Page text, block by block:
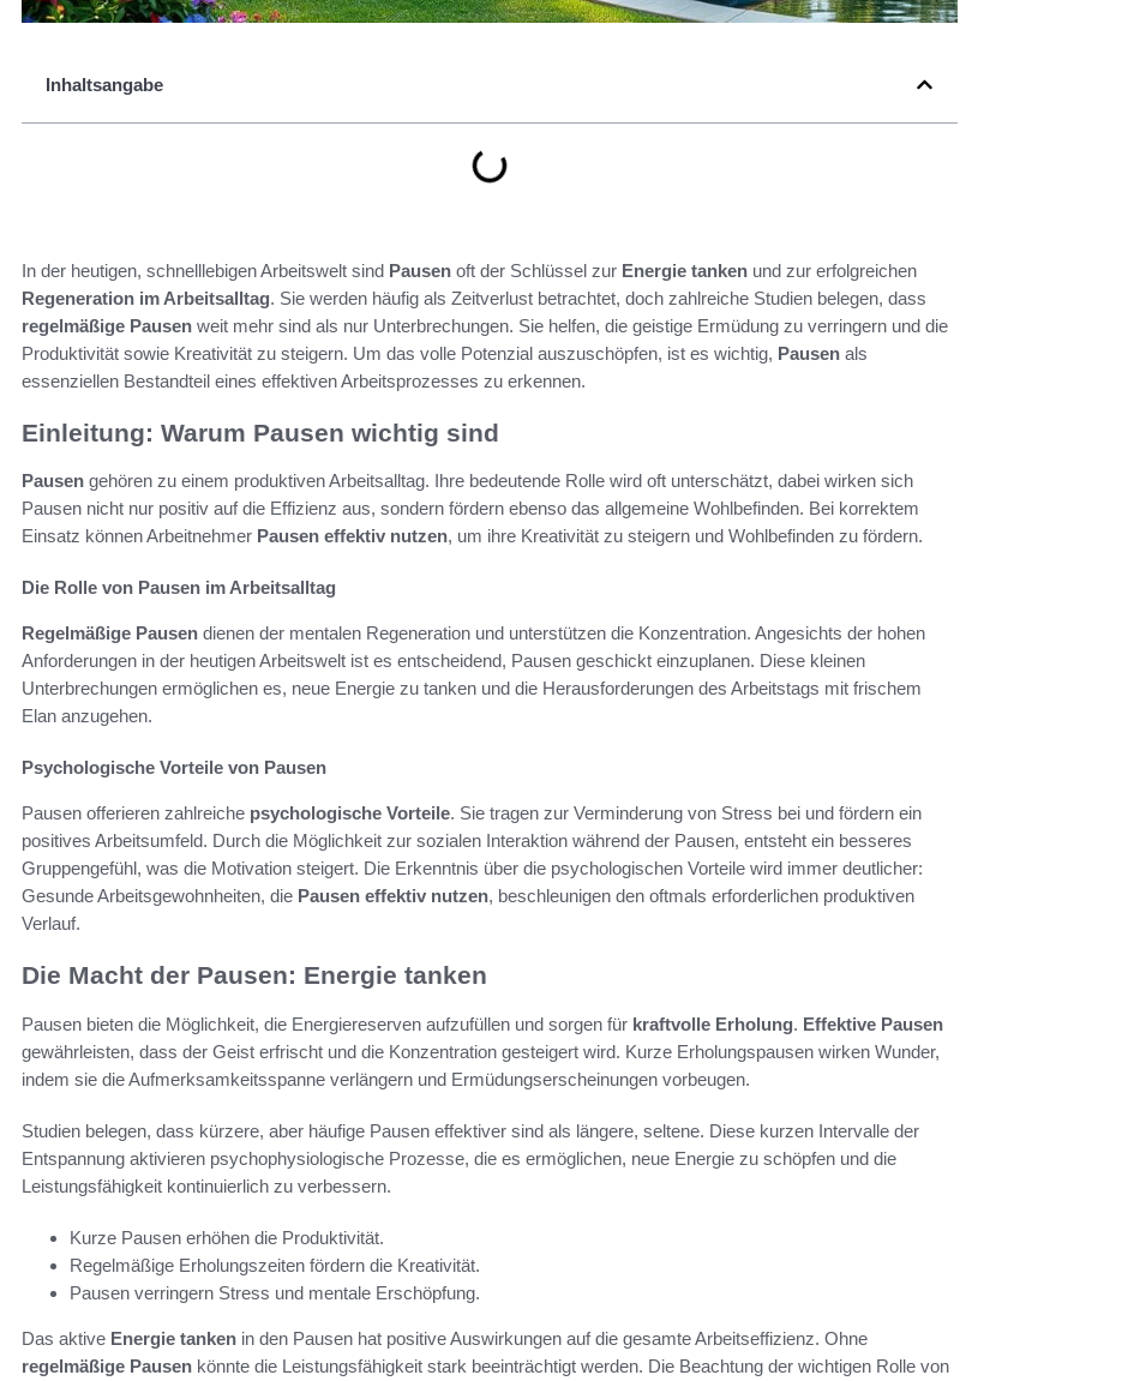
Inhaltsangabe
In der heutigen, schnelllebigen Arbeitswelt sind Pausen oft der Schlüssel zur Energie tanken und zur erfolgreichen
Regeneration im Arbeitsalltag. Sie werden häufig als Zeitverlust betrachtet, doch zahlreiche Studien belegen, dass
regelmäßige Pausen weit mehr sind als nur Unterbrechungen. Sie helfen, die geistige Ermüdung zu verringern und die
Produktivität sowie Kreativität zu steigern. Um das volle Potenzial auszuschöpfen, ist es wichtig, Pausen als
essenziellen Bestandteil eines effektiven Arbeitsprozesses zu erkennen.
Einleitung: Warum Pausen wichtig sind
Pausen gehören zu einem produktiven Arbeitsalltag. Ihre bedeutende Rolle wird oft unterschätzt, dabei wirken sich
Pausen nicht nur positiv auf die Effizienz aus, sondern fördern ebenso das allgemeine Wohlbefinden. Bei korrektem
Einsatz können Arbeitnehmer Pausen effektiv nutzen, um ihre Kreativität zu steigern und Wohlbefinden zu fördern.
Die Rolle von Pausen im Arbeitsalltag
Regelmäßige Pausen dienen der mentalen Regeneration und unterstützen die Konzentration. Angesichts der hohen
Anforderungen in der heutigen Arbeitswelt ist es entscheidend, Pausen geschickt einzuplanen. Diese kleinen
Unterbrechungen ermöglichen es, neue Energie zu tanken und die Herausforderungen des Arbeitstags mit frischem
Elan anzugehen.
Psychologische Vorteile von Pausen
Pausen offerieren zahlreiche psychologische Vorteile. Sie tragen zur Verminderung von Stress bei und fördern ein
positives Arbeitsumfeld. Durch die Möglichkeit zur sozialen Interaktion während der Pausen, entsteht ein besseres
Gruppengefühl, was die Motivation steigert. Die Erkenntnis über die psychologischen Vorteile wird immer deutlicher:
Gesunde Arbeitsgewohnheiten, die Pausen effektiv nutzen, beschleunigen den oftmals erforderlichen produktiven
Verlauf.
Die Macht der Pausen: Energie tanken
Pausen bieten die Möglichkeit, die Energiereserven aufzufüllen und sorgen für kraftvolle Erholung. Effektive Pausen
gewährleisten, dass der Geist erfrischt und die Konzentration gesteigert wird. Kurze Erholungspausen wirken Wunder,
indem sie die Aufmerksamkeitsspanne verlängern und Ermüdungserscheinungen vorbeugen.
Studien belegen, dass kürzere, aber häufige Pausen effektiver sind als längere, seltene. Diese kurzen Intervalle der
Entspannung aktivieren psychophysiologische Prozesse, die es ermöglichen, neue Energie zu schöpfen und die
Leistungsfähigkeit kontinuierlich zu verbessern.
Kurze Pausen erhöhen die Produktivität.
Regelmäßige Erholungszeiten fördern die Kreativität.
Pausen verringern Stress und mentale Erschöpfung.
Das aktive Energie tanken in den Pausen hat positive Auswirkungen auf die gesamte Arbeitseffizienz. Ohne
regelmäßige Pausen könnte die Leistungsfähigkeit stark beeinträchtigt werden. Die Beachtung der wichtigen Rolle von